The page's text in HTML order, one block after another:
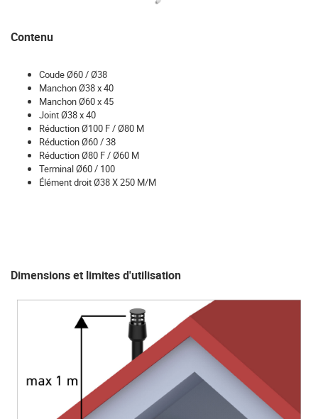
Contenu
Coude Ø60 / Ø38
Manchon Ø38 x 40
Manchon Ø60 x 45
Joint Ø38 x 40
Réduction Ø100 F / Ø80 M
Réduction Ø60 / 38
Réduction Ø80 F / Ø60 M
Terminal Ø60 / 100
Élément droit Ø38 X 250 M/M
Dimensions et limites d'utilisation